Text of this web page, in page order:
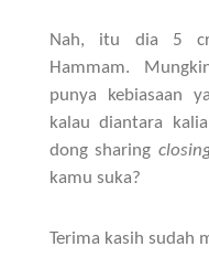
Nah, itu dia 5
Hammam.
punya kebiasaan
kalau diantara
dong sharing
kamu suka?
Terima kasih sudah